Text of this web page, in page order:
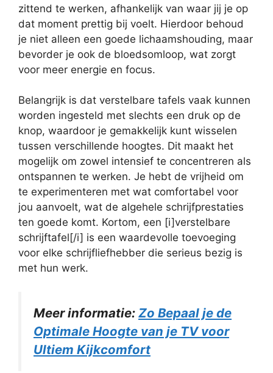
zittend te werken, afhankelijk van waar jij je op
dat moment prettig bij voelt. Hierdoor behoud
je niet alleen een goede lichaamshouding, maar
bevorder je ook de bloedsomloop, wat zorgt
voor meer energie en focus.
Belangrijk is dat verstelbare tafels vaak kunnen
worden ingesteld met slechts een druk op de
knop, waardoor je gemakkelijk kunt wisselen
tussen verschillende hoogtes. Dit maakt het
mogelijk om zowel intensief te concentreren als
ontspannen te werken. Je hebt de vrijheid om
te experimenteren met wat comfortabel voor
jou aanvoelt, wat de algehele schrijfprestaties
ten goede komt. Kortom, een [i]verstelbare
schrijftafel[/i] is een waardevolle toevoeging
voor elke schrijfliefhebber die serieus bezig is
met hun werk.
Meer informatie: Zo Bepaal je de
Optimale Hoogte van je TV voor
Ultiem Kijkcomfort